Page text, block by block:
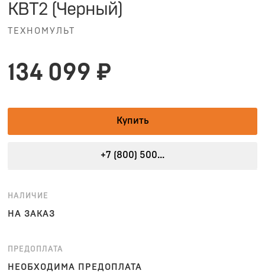
KBT2 (Черный)
ТЕХНОМУЛЬТ
134 099 ₽
Купить
+7 (800) 500...
НАЛИЧИЕ
НА ЗАКАЗ
ПРЕДОПЛАТА
НЕОБХОДИМА ПРЕДОПЛАТА